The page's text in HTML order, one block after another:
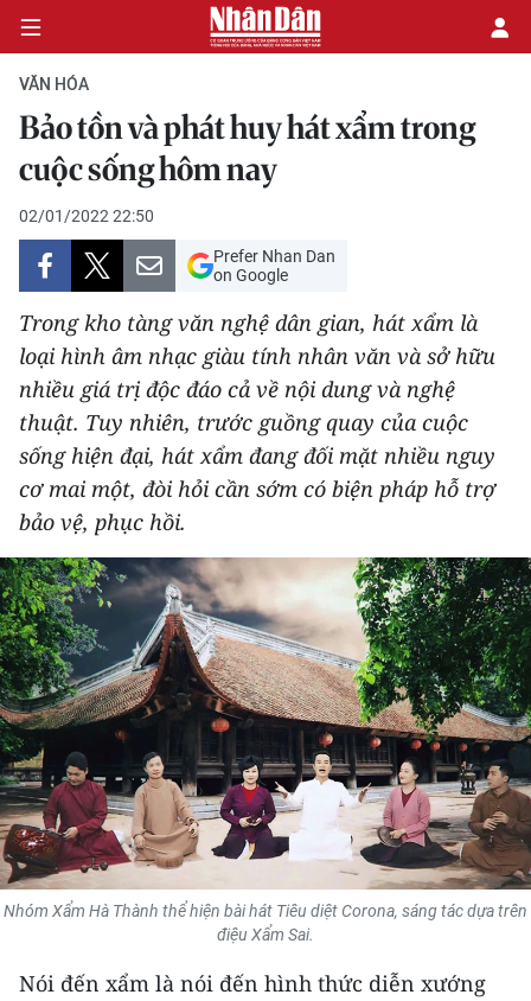
CHÍNH TRỊ
KINH TẾ
VĂN HÓA
XÃ HỘI
PHÁP LUẬT
DU LỊCH
THẾ GIỚI
THỂ THAO
GIÁO DỤC
Y TẾ
KHOA HỌC - CÔNG NGHỆ
MÔI TRƯỜNG
BẠN ĐỌC
KIỂM CHỨNG THÔNG TIN
VĂN HÓA
Bảo tồn và phát huy hát xẩm trong
cuộc sống hôm nay
02/01/2022 22:50
Prefer Nhan Dan
on Google
Trong kho tàng văn nghệ dân gian, hát xẩm là
loại hình âm nhạc giàu tính nhân văn và sở hữu
nhiều giá trị độc đáo cả về nội dung và nghệ
thuật. Tuy nhiên, trước guồng quay của cuộc
sống hiện đại, hát xẩm đang đối mặt nhiều nguy
cơ mai một, đòi hỏi cần sớm có biện pháp hỗ trợ
bảo vệ, phục hồi.
Nhóm Xẩm Hà Thành thể hiện bài hát Tiêu diệt Corona, sáng tác dựa trên
điệu Xẩm Sai.
Nói đến xẩm là nói đến hình thức diễn xướng